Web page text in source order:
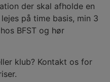
der skal afholde en
på time basis, min 3
BFST og hør
klub? Kontakt os for